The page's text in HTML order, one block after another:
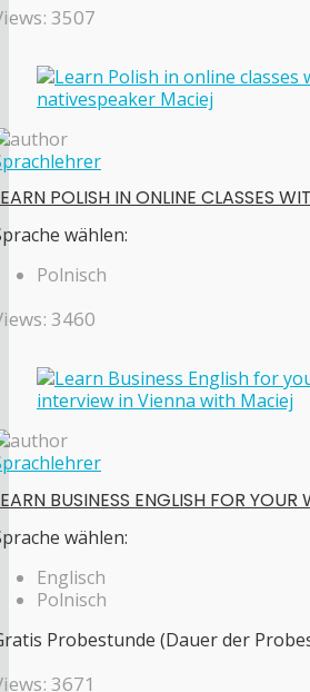
3507
POLISH IN ONLINE CLASSES
wählen:
Polnisch
3460
BUSINESS ENGLISH FOR
wählen:
Englisch
Polnisch
Probestunde (Dauer der
3671